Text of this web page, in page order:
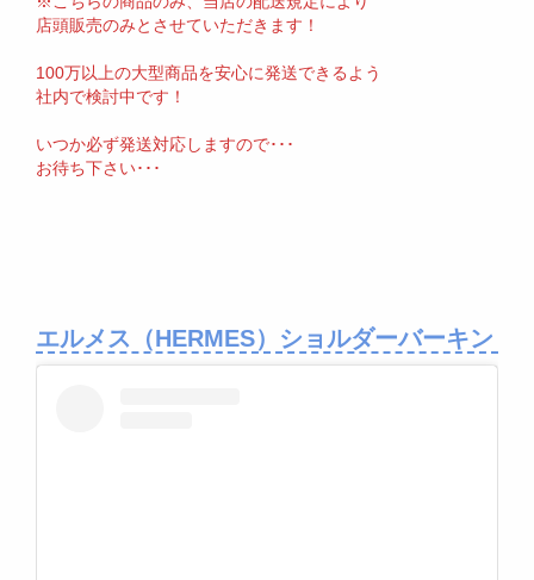
店頭販売のみとさせていただきます！
100万以上の大型商品を安心に発送できるよう
社内で検討中です！
いつか必ず発送対応しますので･･･
お待ち下さい･･･
エルメス（HERMES）ショルダーバーキン